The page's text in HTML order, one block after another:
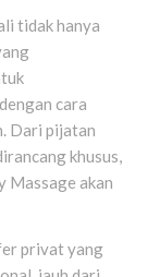
tidak hanya
cara
Dari pijatan
khusus,
Massage akan
privat yang